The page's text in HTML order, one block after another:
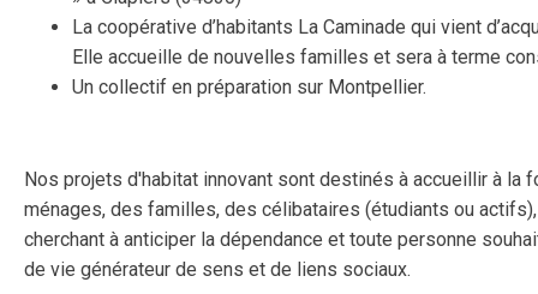
La coopérative d’habitants La Caminade qui vient
Elle accueille de nouvelles familles et sera à terme
Un collectif en préparation sur Montpellier.
Nos projets d'habitat innovant sont destinés à accueillir à la
ménages, des familles, des célibataires (étudiants ou
cherchant à anticiper la dépendance et toute personne
de vie générateur de sens et de liens sociaux.